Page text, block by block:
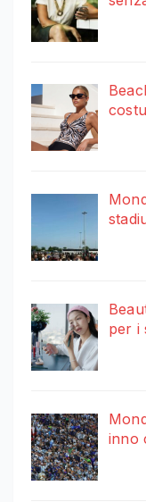
per i
inno